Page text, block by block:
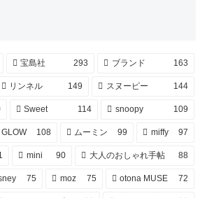
宝島社 293 ブランド 163
リンネル 149 スヌーピー 144
Sweet 114 snoopy 109
GLOW 108 ムーミン 99 miffy 97
mini 90 大人のおしゃれ手帖 88
75 moz 75 otona MUSE 72